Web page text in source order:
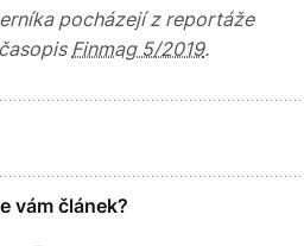
pocházejí z reportáže
Finmag 5/2019.
vám článek?